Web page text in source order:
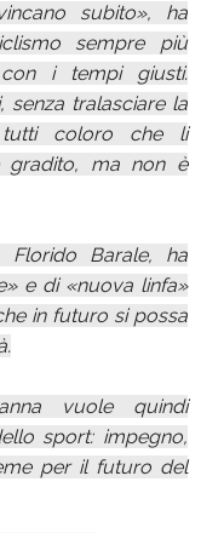
subito», ha
sempre più
i tempi giusti.
senza tralasciare la
coloro che li
gradito, ma non è
Florido Barale, ha
e di «nuova linfa»
in futuro si possa
vuole quindi
sport: impegno,
per il futuro del